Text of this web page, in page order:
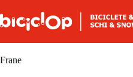
Frane